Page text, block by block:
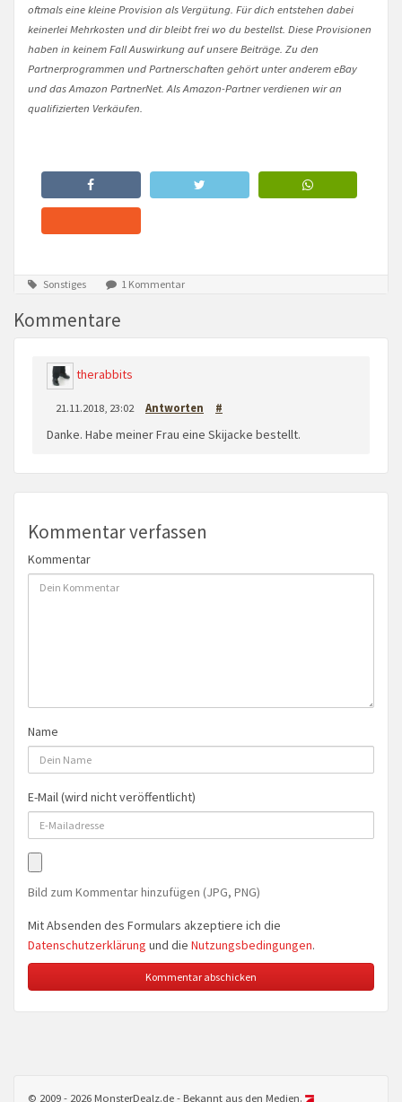
oftmals eine kleine Provision als Vergütung. Für dich entstehen dabei
keinerlei Mehrkosten und dir bleibt frei wo du bestellst. Diese Provisionen
haben in keinem Fall Auswirkung auf unsere Beiträge. Zu den
Partnerprogrammen und Partnerschaften gehört unter anderem eBay
und das Amazon PartnerNet. Als Amazon-Partner verdienen wir an
qualifizierten Verkäufen.
Sonstiges 1 Kommentar
Kommentare
therabbits
21.11.2018, 23:02 Antworten #
Danke. Habe meiner Frau eine Skijacke bestellt.
Kommentar verfassen
Kommentar
Name
E-Mail (wird nicht veröffentlicht)
Bild zum Kommentar hinzufügen (JPG, PNG)
Mit Absenden des Formulars akzeptiere ich die
Datenschutzerklärung und die Nutzungsbedingungen.
© 2009 - 2026 MonsterDealz.de - Bekannt aus den Medien.